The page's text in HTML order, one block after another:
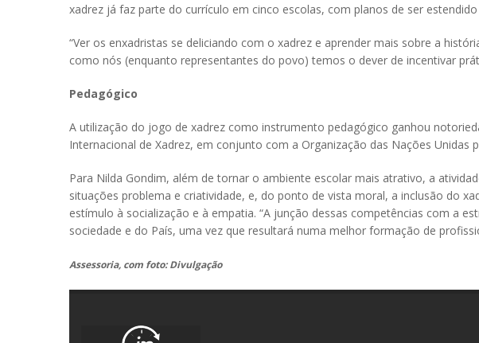
xadrez já faz parte do currículo em cinco escolas, com planos de ser
“Ver os enxadristas se deliciando com o xadrez e aprender mais sobre a
como nós (enquanto representantes do povo) temos o dever de incentivar
Pedagógico
A utilização do jogo de xadrez como instrumento pedagógico ganhou
Internacional de Xadrez, em conjunto com a Organização das Nações Unidas
Para Nilda Gondim, além de tornar o ambiente escolar mais atrativo, a
situações problema e criatividade, e, do ponto de vista moral, a inclusão do
estímulo à socialização e à empatia. “A junção dessas competências com a
sociedade e do País, uma vez que resultará numa melhor formação de
Assessoria, com foto: Divulgação